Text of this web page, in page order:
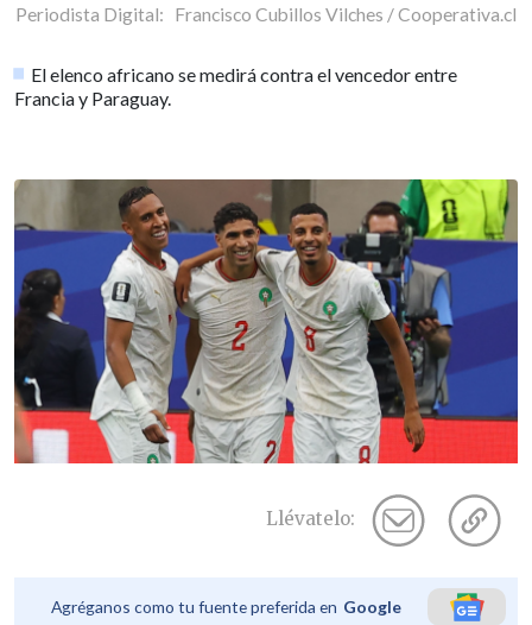
Periodista Digital: Francisco Cubillos Vilches / Cooperativa.cl
El elenco africano se medirá contra el vencedor entre
Francia y Paraguay.
Llévatelo:
Agréganos como tu fuente preferida en Google